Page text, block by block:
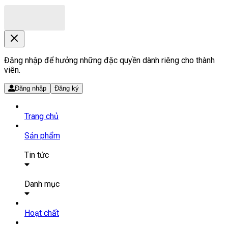
Đăng nhập để hưởng những đặc quyền dành riêng cho thành
viên.
Đăng nhập Đăng ký
Trang chủ
Sản phẩm
Tin tức
Tin tức
Danh mục
SẢN PHẨM THUỐC
Hoạt chất